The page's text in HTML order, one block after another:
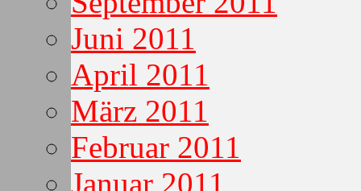
Juni 2011
April 2011
März 2011
Februar 2011
Januar 2011